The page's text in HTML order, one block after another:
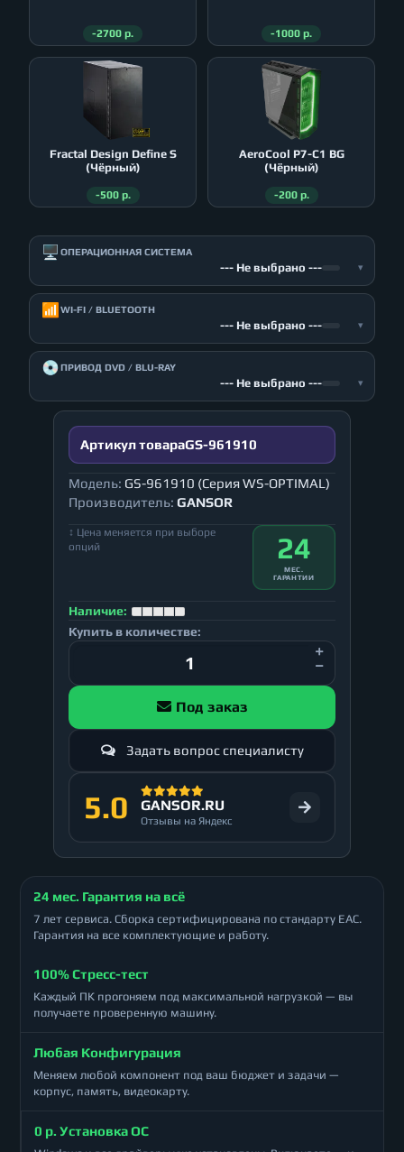
-2700 р. -1000 р.
Fractal Design Define S
(Чёрный)
-500 р.
AeroСool P7-C1 BG
(Чёрный)
-200 р.
🖥️ ОПЕРАЦИОННАЯ СИСТЕМА
--- Не выбрано --- ▾
📶 WI-FI / BLUETOOTH
--- Не выбрано --- ▾
💿ПРИВОД DVD / BLU-RAY
--- Не выбрано --- ▾
Артикул товараGS-961910
Модель: GS-961910 (Серия WS-OPTIMAL)
Производитель: GANSOR
↕ Цена меняется при выборе
опций
24
МЕС.
ГАРАНТИИ
Наличие:
Купить в количестве:
Под заказ
Задать вопрос специалисту
5.0 GANSOR.RU
Отзывы на Яндекс
24 мес. Гарантия на всё
7 лет сервиса. Сборка сертифицирована по стандарту ЕАС.
Гарантия на все комплектующие и работу.
100% Стресс-тест
Каждый ПК прогоняем под максимальной нагрузкой — вы
получаете проверенную машину.
Любая Конфигурация
Меняем любой компонент под ваш бюджет и задачи —
корпус, память, видеокарту.
0 р. Установка ОС